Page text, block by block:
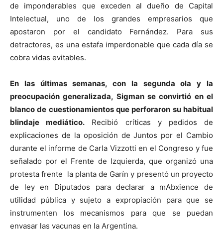
de imponderables que exceden al dueño de Capital
Intelectual, uno de los grandes empresarios que
apostaron por el candidato Fernández. Para sus
detractores, es una estafa imperdonable que cada día se
cobra vidas evitables.
En las últimas semanas, con la segunda ola y la
preocupación generalizada, Sigman se convirtió en el
blanco de cuestionamientos que perforaron su habitual
blindaje mediático. Recibió críticas y pedidos de
explicaciones de la oposición de Juntos por el Cambio
durante el informe de Carla Vizzotti en el Congreso y fue
señalado por el Frente de Izquierda, que organizó una
protesta frente la planta de Garín y presentó un proyecto
de ley en Diputados para declarar a mAbxience de
utilidad pública y sujeto a expropiación para que se
instrumenten los mecanismos para que se puedan
envasar las vacunas en la Argentina.